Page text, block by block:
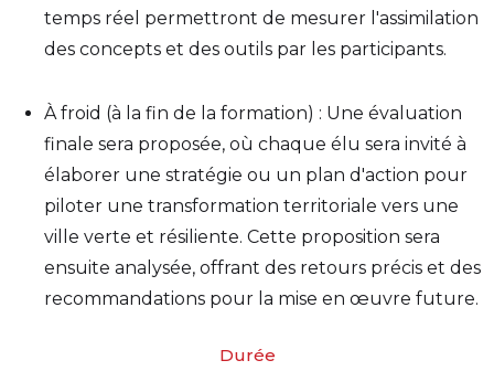
temps réel permettront de mesurer l'assimilation
des concepts et des outils par les participants.
À froid (à la fin de la formation) : Une évaluation
finale sera proposée, où chaque élu sera invité à
élaborer une stratégie ou un plan d'action pour
piloter une transformation territoriale vers une
ville verte et résiliente. Cette proposition sera
ensuite analysée, offrant des retours précis et des
recommandations pour la mise en œuvre future.
Durée